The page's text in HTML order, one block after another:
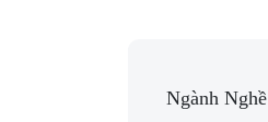
Ngành Nghề